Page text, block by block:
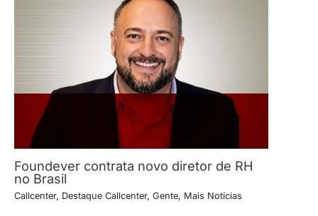
Foundever contrata novo diretor de RH
no Brasil
Callcenter, Destaque Callcenter, Gente, Mais Notícias